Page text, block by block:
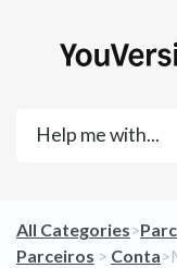
All Categories​>​
Parceiros ​ > ​ ​Conta​>​